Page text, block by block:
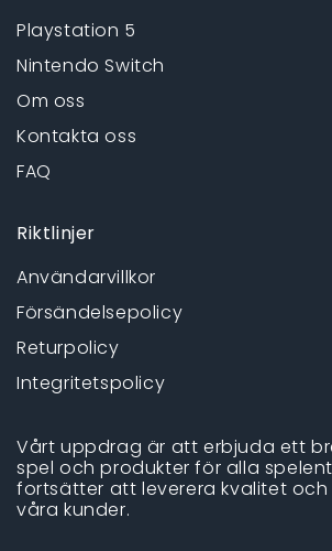
Playstation 5
Nintendo Switch
Om oss
Kontakta oss
FAQ
Riktlinjer
Användarvillkor
Försändelsepolicy
Returpolicy
Integritetspolicy
Vårt uppdrag är att erbjuda ett
spel och produkter för alla
fortsätter att leverera kvalitet och
våra kunder.